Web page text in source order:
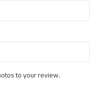
to your review.